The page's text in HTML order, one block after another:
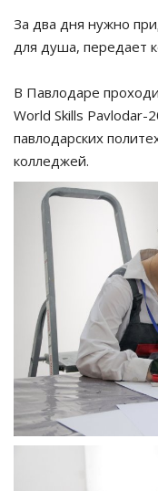
Курултай
Қазақша Русский
За два дня нужно
для душа, передает
В Павлодаре
World Skills Pavlodar-
павлодарских
колледжей.